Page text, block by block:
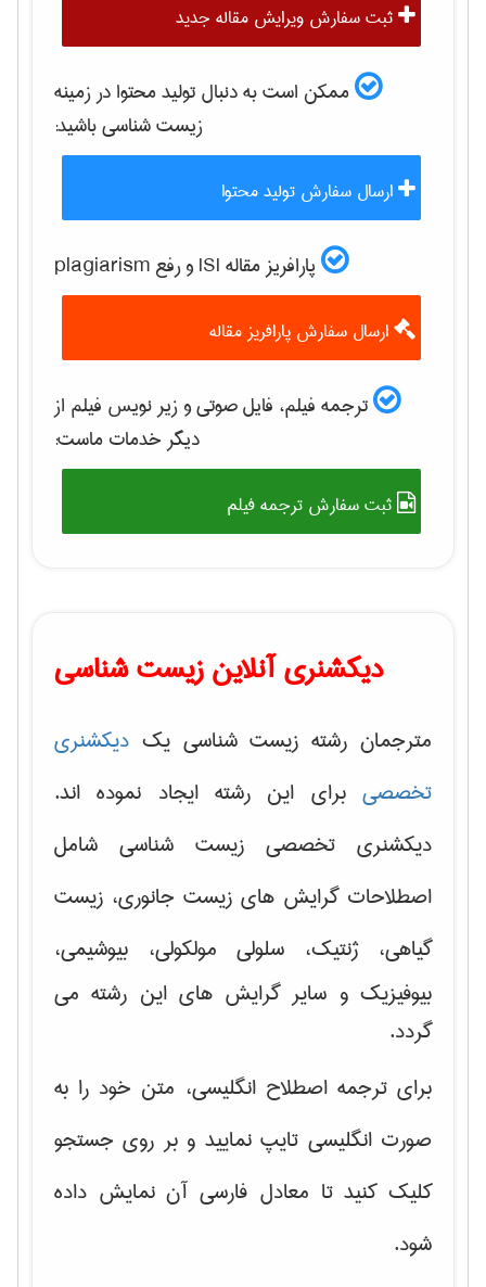
ثبت سفارش ویرایش مقاله جدید
ممکن است به دنبال تولید محتوا در زمینه
زيست شناسیباشید:
ارسال سفارش تولید محتوا
پارافریز مقاله ISI و رفع plagiarism
ارسال سفارش پارافریز مقاله
ترجمه فیلم، فایل صوتی و زیر نویس فیلم از
دیگر خدمات ماست:
ثبت سفارش ترجمه فیلم
دیکشنری آنلاین زیست شناسی
مترجمان رشته زیست شناسی یک دیکشنری
تخصصی برای این رشته ایجاد نموده اند.
دیکشنری تخصصی زیست شناسی شامل
اصطلاحات گرایش های زیست جانوری، زیست
گیاهی، ژنتیک، سلولی مولکولی، بیوشیمی،
بیوفیزیک و سایر گرایش های این رشته می
گردد.
برای ترجمه اصطلاح انگلیسی، متن خود را به
صورت انگلیسی تایپ نمایید و بر روی جستجو
کلیک کنید تا معادل فارسی آن نمایش داده
شود.